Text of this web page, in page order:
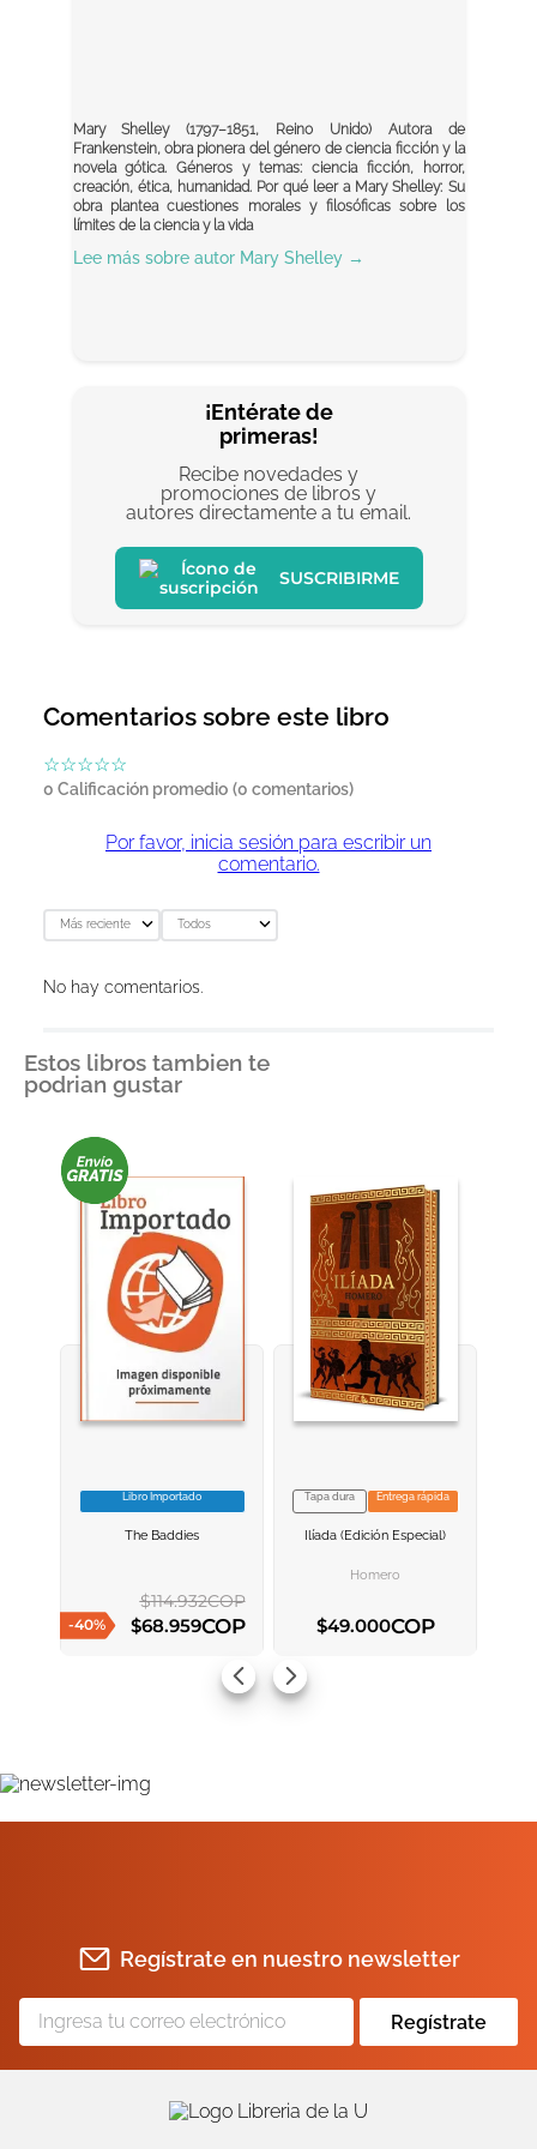
Mary Shelley (1797–1851, Reino Unido) Autora de
Frankenstein, obra pionera del género de ciencia ficción y la
novela gótica. Géneros y temas: ciencia ficción, horror,
creación, ética, humanidad. Por qué leer a Mary Shelley: Su
obra plantea cuestiones morales y filosóficas sobre los
límites de la ciencia y la vida
Lee más sobre autor Mary Shelley→
¡Entérate de
primeras!
Recibe novedades y
promociones de libros y
autores directamente a tu email.
SUSCRIBIRME
Comentarios sobre este libro
☆☆☆☆☆
0 Calificación promedio (0 comentarios)
Por favor, inicia sesión para escribir un
comentario.
Más reciente Todos
No hay comentarios.
Estos libros tambien te
podrian gustar
VER INFORMACION
Libro Importado
The Baddies
-40%
$114.932COP
$68.959COP
VER INFORMACION
Tapa dura Entrega rápida
Ilíada (edición Especial)
Homero
$49.000COP
Regístrate en nuestro newsletter
Regístrate